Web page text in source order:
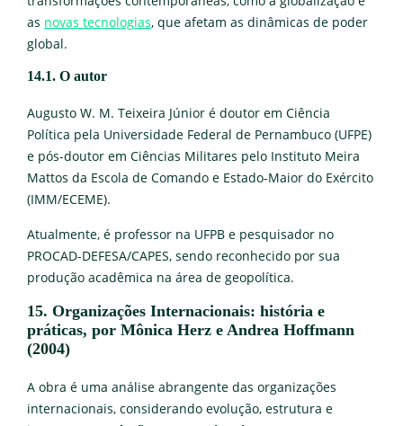
as novas tecnologias, que afetam as dinâmicas de poder
global.
14.1. O autor
Augusto W. M. Teixeira Júnior é doutor em Ciência
Política pela Universidade Federal de Pernambuco (UFPE)
e pós-doutor em Ciências Militares pelo Instituto Meira
Mattos da Escola de Comando e Estado-Maior do Exército
(IMM/ECEME).
Atualmente, é professor na UFPB e pesquisador no
PROCAD-DEFESA/CAPES, sendo reconhecido por sua
produção acadêmica na área de geopolítica.
15. Organizações Internacionais: história e
práticas, por Mônica Herz e Andrea Hoffmann
(2004)
A obra é uma análise abrangente das organizações
internacionais, considerando evolução, estrutura e